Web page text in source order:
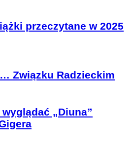
przeczytane w 2025
Związku Radzieckim
wyglądać „Diuna”